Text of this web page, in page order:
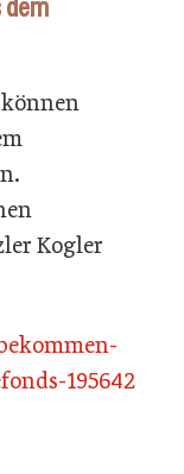
Kogler
195642